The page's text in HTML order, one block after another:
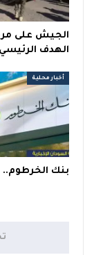
الجيش على
الهدف الرئيسي
أخبار محلية
بنك